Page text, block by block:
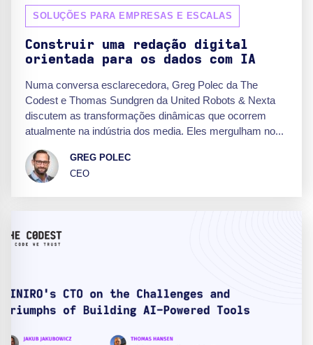
SOLUÇÕES PARA EMPRESAS E ESCALAS
Construir uma redação digital
orientada para os dados com IA
Numa conversa esclarecedora, Greg Polec da The
Codest e Thomas Sundgren da United Robots & Nexta
discutem as transformações dinâmicas que ocorrem
atualmente na indústria dos media. Eles mergulham no...
GREG POLEC
CEO